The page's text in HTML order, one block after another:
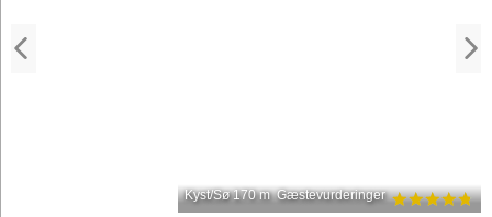
Kyst/Sø 170 m Gæstevurderinger